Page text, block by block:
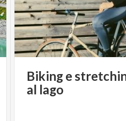
Bikinge
al lago